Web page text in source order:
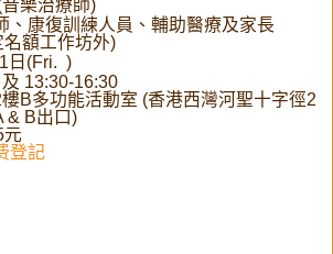
樂治療師)
、康復訓練人員、輔助醫療及家長
額工作坊外)
日 (Fri. )
13:30-16:30
B多功能活動室 (香港西灣河聖十字徑2
& B出口)
元
登記